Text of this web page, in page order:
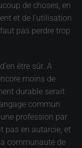
de choses, en
et de l’utilisation
pas perdre trop
être sûr. A
moins de
durable serait
commun
profession par
pas en autarcie, et
communauté de